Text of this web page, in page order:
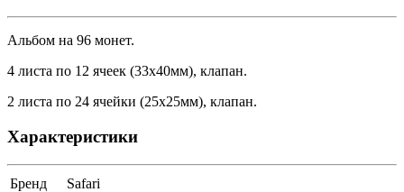
Альбом на 96 монет.
4 листа по 12 ячеек (33х40мм), клапан.
2 листа по 24 ячейки (25х25мм), клапан.
Характеристики
Бренд
Safari